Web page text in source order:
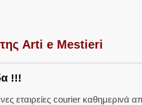
Arti e Mestieri
!!!
εταιρείες courier καθημερινά